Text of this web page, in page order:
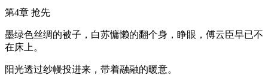
第4章 抢先
墨绿色丝绸的被子，白苏慵懒的翻个身，睁眼，傅云臣早已不
在床上。
阳光透过纱幔投进来，带着融融的暖意。